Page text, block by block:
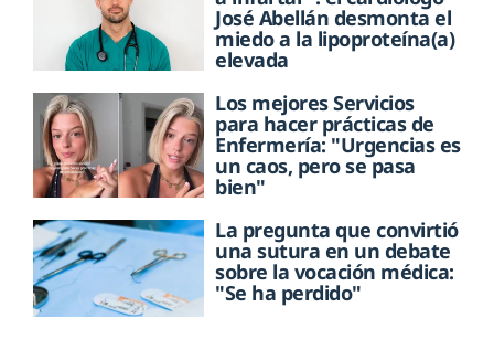
José Abellán desmonta el
miedo a la lipoproteína(a)
elevada
Los mejores Servicios
para hacer prácticas de
Enfermería: "Urgencias es
un caos, pero se pasa
bien"
La pregunta que convirtió
una sutura en un debate
sobre la vocación médica:
"Se ha perdido"